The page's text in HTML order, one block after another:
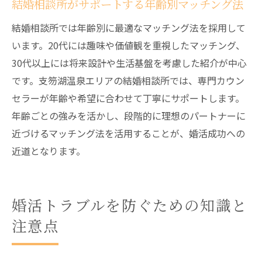
結婚相談所がサポートする年齢別マッチング法
結婚相談所では年齢別に最適なマッチング法を採用して
います。20代には趣味や価値観を重視したマッチング、
30代以上には将来設計や生活基盤を考慮した紹介が中心
です。支笏湖温泉エリアの結婚相談所では、専門カウン
セラーが年齢や希望に合わせて丁寧にサポートします。
年齢ごとの強みを活かし、段階的に理想のパートナーに
近づけるマッチング法を活用することが、婚活成功への
近道となります。
婚活トラブルを防ぐための知識と
注意点